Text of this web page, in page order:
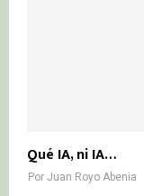
Qué IA, ni IA…
Por Juan Royo Abenia